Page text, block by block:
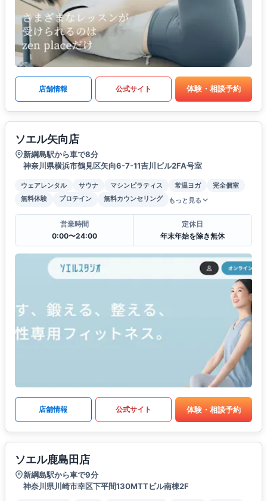
店舗情報 公式サイト 体験・相談予約
ソエル矢向店
新綱島駅から車で8分
神奈川県横浜市鶴見区矢向6-7-11吉川ビル2FA号室
ウェアレンタル サウナ マシンピラティス 常温ヨガ
完全個室
無料体験
プロテイン 無料カウンセリング もっと見る
営業時間
0:00〜24:00
定休日
年末年始を除き無休
店舗情報 公式サイト 体験・相談予約
ソエル鹿島田店
新綱島駅から車で9分
神奈川県川崎市幸区下平間130MTTビル南棟2F